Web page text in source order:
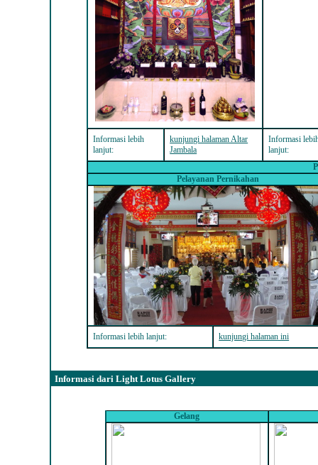
Informasi lebih
lanjut:
kunjungi halaman Altar
Jambala
Informasi
lanjut:
Pelayanan Pernikahan
Informasi lebih lanjut: kunjungi halaman ini
Informasi dari Light Lotus Gallery
Gelang